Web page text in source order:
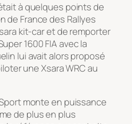
à quelques points de
de France des Rallyes
kit-car et de remporter
1600 FIA avec la
lui avait alors proposé
une Xsara WRC au
monte en puissance
de plus en plus